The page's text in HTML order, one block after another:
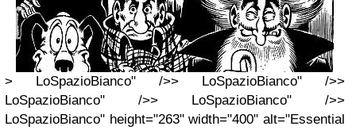
> LoSpazioBianco" />> LoSpazioBianco" />>
LoSpazioBianco" />> LoSpazioBianco" />>
LoSpazioBianco" height="263" width="400" alt="Essential